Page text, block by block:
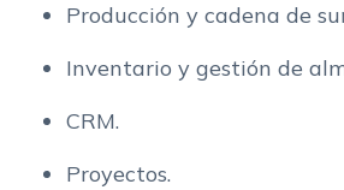
Producción y cadena de
Inventario y gestión de
CRM.
Proyectos.